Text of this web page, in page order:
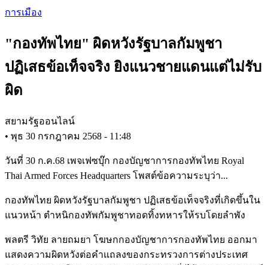
Skip
content
การเมือง
"กองทัพไทย" ผิดหวังรัฐบาลกัมพูชา
ปฏิเสธข้อเท็จจริง ยิงแนวชายแดนแต่ไม่รับ
ผิด
สยามรัฐออนไลน์
• พุธ 30 กรกฎาคม 2568 - 11:48
วันที่ 30 ก.ค.68 เพจเฟซบุ๊ก กองบัญชาการกองทัพไทย Royal
Thai Armed Forces Headquarters โพสต์ข้อความระบุว่า...
กองทัพไทย ผิดหวังรัฐบาลกัมพูชา ปฏิเสธข้อเท็จจริงที่เกิดขึ้นใน
แนวหน้า ตำหนิกองทัพกัมพูชาทอดทิ้งทหารให้รบโดยลำพัง
พลตรี วิทัย ลายถมยา โฆษกกองบัญชาการกองทัพไทย ออกมา
แสดงความผิดหวังต่อคำแถลงของกระทรวงการต่างประเทศ